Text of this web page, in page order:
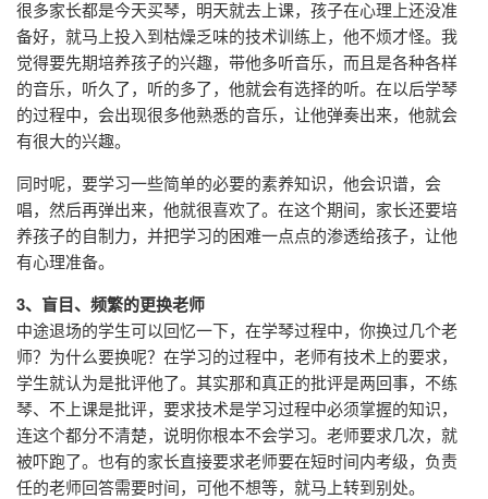
很多家长都是今天买琴，明天就去上课，孩子在心理上还没准
备好，就马上投入到枯燥乏味的技术训练上，他不烦才怪。我
觉得要先期培养孩子的兴趣，带他多听音乐，而且是各种各样
的音乐，听久了，听的多了，他就会有选择的听。在以后学琴
的过程中，会出现很多他熟悉的音乐，让他弹奏出来，他就会
有很大的兴趣。
同时呢，要学习一些简单的必要的素养知识，他会识谱，会
唱，然后再弹出来，他就很喜欢了。在这个期间，家长还要培
养孩子的自制力，并把学习的困难一点点的渗透给孩子，让他
有心理准备。
3、盲目、频繁的更换老师
中途退场的学生可以回忆一下，在学琴过程中，你换过几个老
师？为什么要换呢？在学习的过程中，老师有技术上的要求，
学生就认为是批评他了。其实那和真正的批评是两回事，不练
琴、不上课是批评，要求技术是学习过程中必须掌握的知识，
连这个都分不清楚，说明你根本不会学习。老师要求几次，就
被吓跑了。也有的家长直接要求老师要在短时间内考级，负责
任的老师回答需要时间，可他不想等，就马上转到别处。